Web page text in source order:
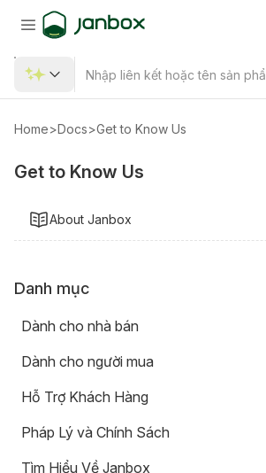
Home>Docs>Get to Know Us
Danh mục
Dành cho nhà bán
Dành cho người mua
Hỗ Trợ Khách Hàng
Pháp Lý và Chính Sách
Tìm Hiểu Về Janbox
Get to Know Us
About Janbox